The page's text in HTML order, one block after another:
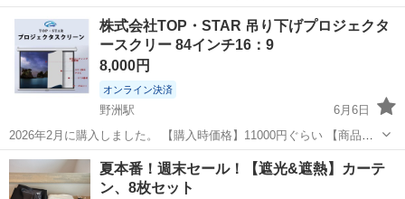
カーテンレールへ取り付けるフックもお付けしますので、レールがあ
ればそのままお使いいただけると思います。 サイズ：100 × 17cm
滋賀 大津市 石山寺駅 カーテン、ブラインド
株式会社TOP・STAR 吊り下げプロジェクタ
ースクリー 84インチ16：9
8,000円
オンライン決済
野洲駅
6月6日
2026年2月に購入しました。 【購入時価格】11000円ぐらい 【商品重
量】約5.5kg 【傷などの状態】未使用 【希望取引場所】アルプラザ野
洲駐車場 【希望取引日時】ご購入後打ち合わせさせて下さい。 不用に
なりました...
滋賀 野洲市 野洲駅 カーテン、ブラインド
夏本番！週末セール！【遮光&遮熱】カーテ
ン、8枚セット